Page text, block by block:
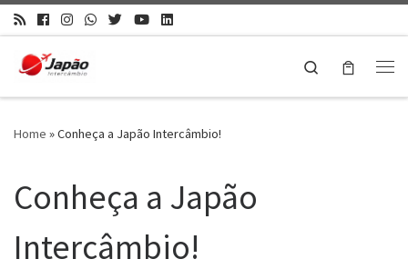
Search
Home »Conheça a Japão Intercâmbio!
Conheça a Japão
Intercâmbio!